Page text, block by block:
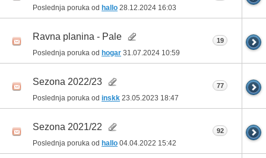
Poslednja poruka od hallo 28.12.2024 16:03
Ravna planina - Pale
Poslednja poruka od hogar 31.07.2024 10:59
19
Sezona 2022/23
Poslednja poruka od inskk 23.05.2023 18:47
77
Sezona 2021/22
Poslednja poruka od hallo 04.04.2022 15:42
92